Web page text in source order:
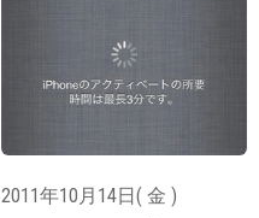
2011年10月14日( 金 )